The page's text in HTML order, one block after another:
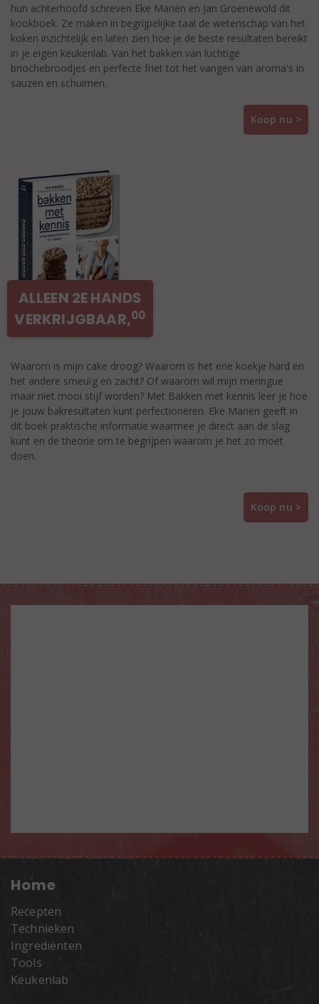
hun achterhoofd schreven Eke Mariën en Jan Groenewold dit
kookboek. Ze maken in begrijpelijke taal de wetenschap van het
koken inzichtelijk en laten zien hoe je de beste resultaten bereikt
in je eigen keukenlab. Van het bakken van luchtige
briochebroodjes en perfecte friet tot het vangen van aroma's in
sauzen en schuimen.
Koop nu >
ALLEEN 2E HANDS
VERKRIJGBAAR,00
Waarom is mijn cake droog? Waarom is het ene koekje hard en
het andere smeuïg en zacht? Of waarom wil mijn meringue
maar niet mooi stijf worden? Met Bakken met kennis leer je hoe
je jouw bakresultaten kunt perfectioneren. Eke Mariën geeft in
dit boek praktische informatie waarmee je direct aan de slag
kunt en de theorie om te begrijpen waarom je het zo moet
doen.
Koop nu >
Home
Recepten
Technieken
Ingrediënten
Tools
Keukenlab